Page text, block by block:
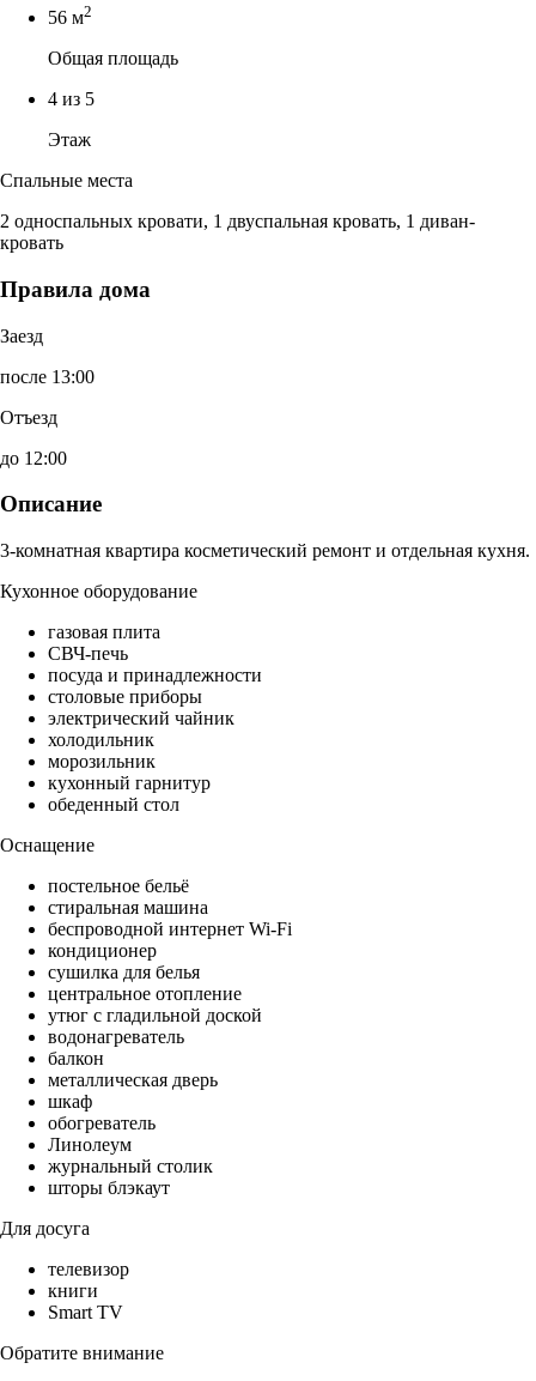
56 м2
Общая площадь
4 из 5
Этаж
Спальные места
2 односпальных кровати, 1 двуспальная кровать, 1 диван-
кровать
Правила дома
Заезд
после 13:00
Отъезд
до 12:00
Описание
3-комнатная квартира косметический ремонт и отдельная кухня.
Кухонное оборудование
газовая плита
СВЧ-печь
посуда и принадлежности
столовые приборы
электрический чайник
холодильник
морозильник
кухонный гарнитур
обеденный стол
Оснащение
постельное бельё
стиральная машина
беспроводной интернет Wi-Fi
кондиционер
сушилка для белья
центральное отопление
утюг с гладильной доской
водонагреватель
балкон
металлическая дверь
шкаф
обогреватель
Линолеум
журнальный столик
шторы блэкаут
Для досуга
телевизор
книги
Smart TV
Обратите внимание